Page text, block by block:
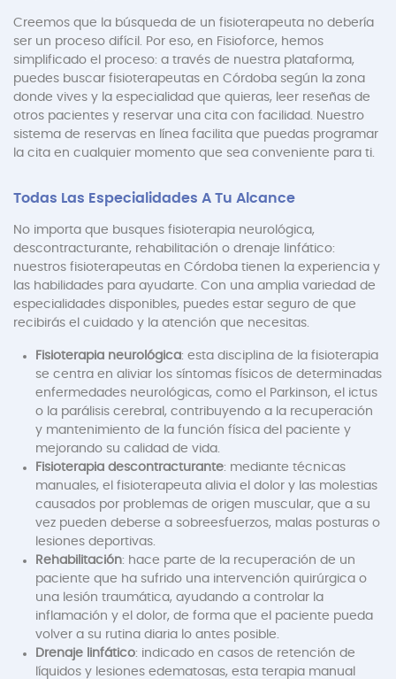
Creemos que la búsqueda de un fisioterapeuta no debería
ser un proceso difícil. Por eso, en Fisioforce, hemos
simplificado el proceso: a través de nuestra plataforma,
puedes buscar fisioterapeutas en Córdoba según la zona
donde vives y la especialidad que quieras, leer reseñas de
otros pacientes y reservar una cita con facilidad. Nuestro
sistema de reservas en línea facilita que puedas programar
la cita en cualquier momento que sea conveniente para ti.
Todas Las Especialidades A Tu Alcance
No importa que busques fisioterapia neurológica,
descontracturante, rehabilitación o drenaje linfático:
nuestros fisioterapeutas en Córdoba tienen la experiencia y
las habilidades para ayudarte. Con una amplia variedad de
especialidades disponibles, puedes estar seguro de que
recibirás el cuidado y la atención que necesitas.
Fisioterapia neurológica: esta disciplina de la fisioterapia
se centra en aliviar los síntomas físicos de determinadas
enfermedades neurológicas, como el Parkinson, el ictus
o la parálisis cerebral, contribuyendo a la recuperación
y mantenimiento de la función física del paciente y
mejorando su calidad de vida.
Fisioterapia descontracturante: mediante técnicas
manuales, el fisioterapeuta alivia el dolor y las molestias
causados por problemas de origen muscular, que a su
vez pueden deberse a sobreesfuerzos, malas posturas o
lesiones deportivas.
Rehabilitación: hace parte de la recuperación de un
paciente que ha sufrido una intervención quirúrgica o
una lesión traumática, ayudando a controlar la
inflamación y el dolor, de forma que el paciente pueda
volver a su rutina diaria lo antes posible.
Drenaje linfático: indicado en casos de retención de
líquidos y lesiones edematosas, esta terapia manual